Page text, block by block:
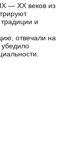
— XX веков из
и
отвечали на